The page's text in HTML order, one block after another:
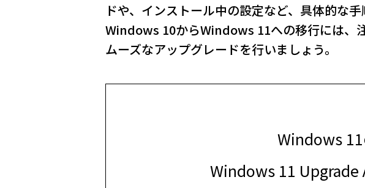
ドや、インストール中の設定など、具体的な手
Windows 10からWindows 11への移行には、
ムーズなアップグレードを行いましょう。
Windows
Windows 11 Upgrade